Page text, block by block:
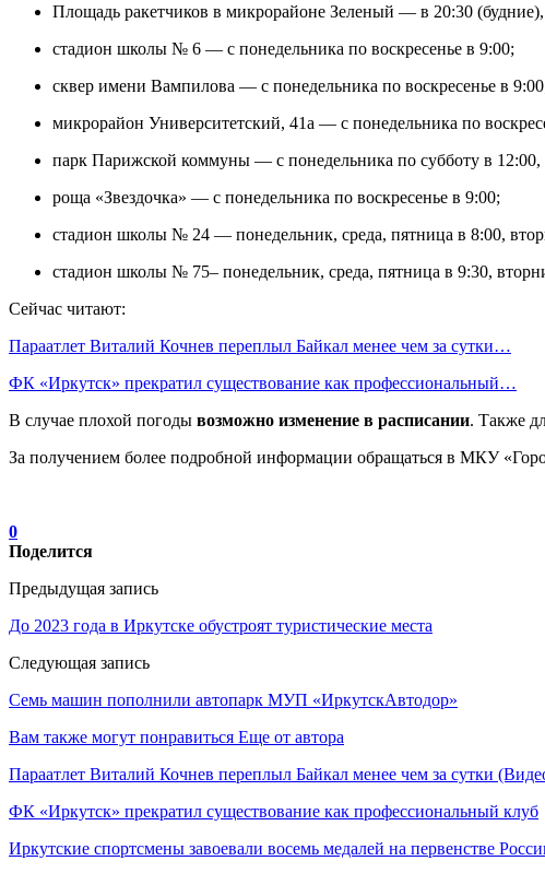
Площадь ракетчиков в микрорайоне Зеленый — в 20:30
стадион школы № 6 — с понедельника по воскресенье в 9:00;
сквер имени Вампилова — с понедельника по воскресенье в
микрорайон Университетский, 41а — с понедельника по
парк Парижской коммуны — с понедельника по субботу в 12:00,
роща «Звездочка» — с понедельника по воскресенье в 9:00;
стадион школы № 24 — понедельник, среда, пятница в 8:00,
стадион школы № 75– понедельник, среда, пятница в 9:30,
Сейчас читают:
Параатлет Виталий Кочнев переплыл Байкал менее чем за сутки…
ФК «Иркутск» прекратил существование как профессиональный…
В случае плохой погоды возможно изменение в расписании. Также
За получением более подробной информации обращаться в МКУ
0
Поделится
Предыдущая запись
До 2023 года в Иркутске обустроят туристические места
Следующая запись
Семь машин пополнили автопарк МУП «ИркутскАвтодор»
Вам также могут понравиться Еще от автора
Параатлет Виталий Кочнев переплыл Байкал менее чем за сутки
ФК «Иркутск» прекратил существование как профессиональный клуб
Иркутские спортсмены завоевали восемь медалей на первенстве